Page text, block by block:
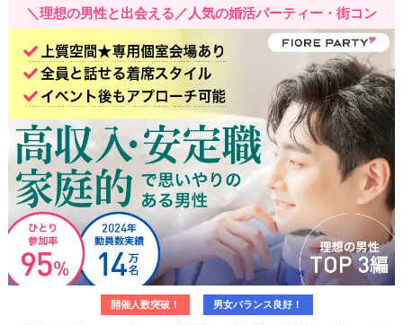
＼理想の男性と出会える／人気の婚活パーティー・街コン
開催人数突破！ 男女バランス良好！